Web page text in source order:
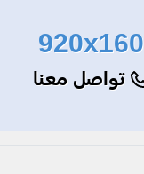
920x160
تواصل معنا